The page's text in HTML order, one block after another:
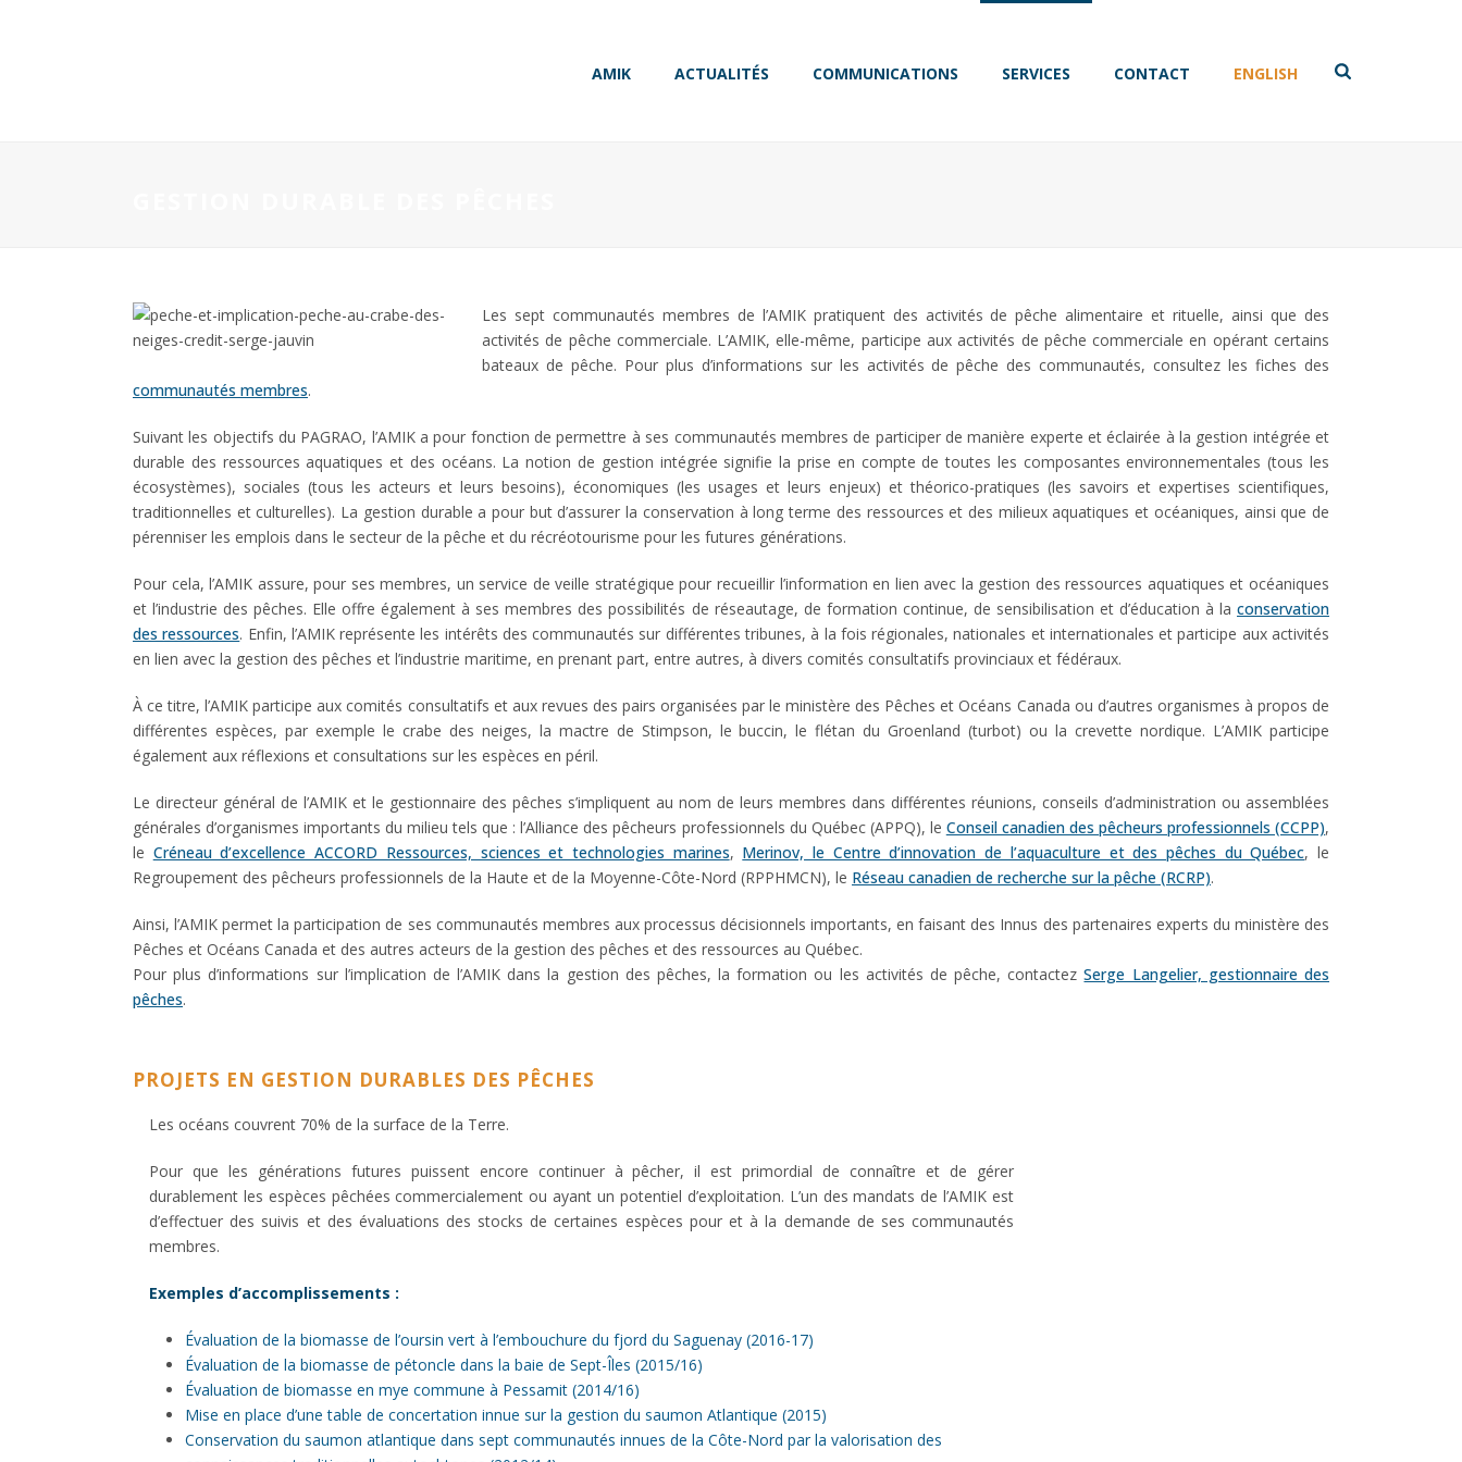
AMIK ACTUALITÉS COMMUNICATIONS SERVICES CONTACT ENGLISH
Les sept communautés membres de l’AMIK pratiquent des activités de pêche alimentaire et rituelle, ainsi que des
activités de pêche commerciale. L’AMIK, elle-même, participe aux activités de pêche commerciale en opérant certains
bateaux de pêche. Pour plus d’informations sur les activités de pêche des communautés, consultez les fiches des
communautés membres.
Suivant les objectifs du PAGRAO, l’AMIK a pour fonction de permettre à ses communautés membres de participer de manière experte et éclairée à la gestion intégrée et
durable des ressources aquatiques et des océans. La notion de gestion intégrée signifie la prise en compte de toutes les composantes environnementales (tous les
écosystèmes), sociales (tous les acteurs et leurs besoins), économiques (les usages et leurs enjeux) et théorico-pratiques (les savoirs et expertises scientifiques,
traditionnelles et culturelles). La gestion durable a pour but d’assurer la conservation à long terme des ressources et des milieux aquatiques et océaniques, ainsi que de
pérenniser les emplois dans le secteur de la pêche et du récréotourisme pour les futures générations.
Pour cela, l’AMIK assure, pour ses membres, un service de veille stratégique pour recueillir l’information en lien avec la gestion des ressources aquatiques et océaniques
et l’industrie des pêches. Elle offre également à ses membres des possibilités de réseautage, de formation continue, de sensibilisation et d’éducation à la conservation
des ressources. Enfin, l’AMIK représente les intérêts des communautés sur différentes tribunes, à la fois régionales, nationales et internationales et participe aux activités
en lien avec la gestion des pêches et l’industrie maritime, en prenant part, entre autres, à divers comités consultatifs provinciaux et fédéraux.
À ce titre, l’AMIK participe aux comités consultatifs et aux revues des pairs organisées par le ministère des Pêches et Océans Canada ou d’autres organismes à propos de
différentes espèces, par exemple le crabe des neiges, la mactre de Stimpson, le buccin, le flétan du Groenland (turbot) ou la crevette nordique. L’AMIK participe
également aux réflexions et consultations sur les espèces en péril.
Le directeur général de l’AMIK et le gestionnaire des pêches s’impliquent au nom de leurs membres dans différentes réunions, conseils d’administration ou assemblées
générales d’organismes importants du milieu tels que : l’Alliance des pêcheurs professionnels du Québec (APPQ), le Conseil canadien des pêcheurs professionnels (CCPP),
le Créneau d’excellence ACCORD Ressources, sciences et technologies marines, Merinov, le Centre d’innovation de l’aquaculture et des pêches du Québec, le
Regroupement des pêcheurs professionnels de la Haute et de la Moyenne-Côte-Nord (RPPHMCN), le Réseau canadien de recherche sur la pêche (RCRP).
Ainsi, l’AMIK permet la participation de ses communautés membres aux processus décisionnels importants, en faisant des Innus des partenaires experts du ministère des
Pêches et Océans Canada et des autres acteurs de la gestion des pêches et des ressources au Québec.
Pour plus d’informations sur l’implication de l’AMIK dans la gestion des pêches, la formation ou les activités de pêche, contactezSerge Langelier, gestionnaire des
pêches.
PROJETS EN GESTION DURABLES DES PÊCHES
Les océans couvrent 70% de la surface de la Terre.
Pour que les générations futures puissent encore continuer à pêcher, il est primordial de connaître et de gérer
durablement les espèces pêchées commercialement ou ayant un potentiel d’exploitation. L’un des mandats de l’AMIK est
d’effectuer des suivis et des évaluations des stocks de certaines espèces pour et à la demande de ses communautés
membres.
Exemples d’accomplissements :
Évaluation de la biomasse de l’oursin vert à l’embouchure du fjord du Saguenay (2016-17)
Évaluation de la biomasse de pétoncle dans la baie de Sept-Îles (2015/16)
Évaluation de biomasse en mye commune à Pessamit (2014/16)
Mise en place d’une table de concertation innue sur la gestion du saumon Atlantique (2015)
Conservation du saumon atlantique dans sept communautés innues de la Côte-Nord par la valorisation des